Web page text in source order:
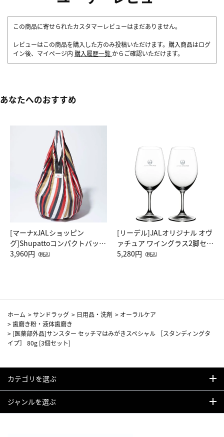
この商品に寄せられたカスタマーレビューはまだありません。
レビューはこの商品を購入した方のみ投稿いただけます。購入商品はログ
イン後、マイページ内 購入履歴一覧 からご確認いただけます。
あなたへのおすすめ
[マーナxJALショッピン
グ]Shupattoコンパクトバッグ
Drop JAL客室乗務員（LC）ス
3,960円 （税込）
[リーデル]JALオリジナル オヴ
ァチュア ワイングラス2脚セッ
ト（レッドワイン）
5,280円 （税込）
ホーム >サンドラッグ > 日用品・洗剤 > オーラルケア
>歯磨き粉・液体歯磨き
> [医薬部外品]サンスター セッチマはみがきスペシャル ［スタンディングタ
イプ］ 80g [3個セット]
カテゴリを選ぶ
ジャンルを選ぶ